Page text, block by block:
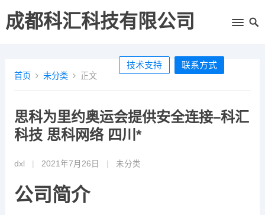
成都科汇科技有限公司
技术支持 联系方式
首页 未分类 正文
思科为里约奥运会提供安全连接–科汇
科技 思科网络 四川*
dxl 2021年7月26日 未分类
公司简介